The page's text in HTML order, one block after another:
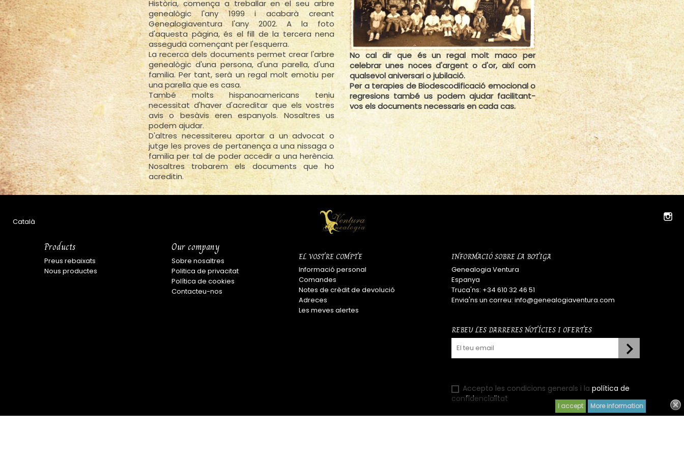
I accept More information
Història, comença a treballar en el seu arbre
genealògic l'any 1999 i acabarà creant
Genealogiaventura l'any 2002. A la foto
d'aquesta pàgina, és el fill de la tercera nena
asseguda començant per l'esquerra.
La recerca dels documents permet crear l'arbre
genealògic d'una persona, d'una parella, d'una
familia. Per tant, serà un regal molt emotiu per
una parella que es casa.
També molts hispanoamericans teniu
necessitat d'haver d'acreditar que els vostres
avis o besàvis eren espanyols. Nosaltres us
podem ajudar.
D'altres necessitereu aportar a un advocat o
jutge les proves de pertanença a una nissaga o
familia per tal de poder accedir a una herència.
Nosaltres trobarem els documents que ho
acreditin.
No cal dir que és un regal molt maco per
celebrar unes noces d'argent o d'or, així com
qualsevol aniversari o jubilació.
Per a terapies de Biodescodificació emocional o
regresions també us podem ajudar facilitant-
vos els documents necessaris en cada cas.
Català
Products
Preus rebaixats
Nous productes
Our company
Sobre nosaltres
Politica de privacitat
Política de cookies
Contacteu-nos
EL VOSTRE COMPTE
Informació personal
Comandes
Notes de crèdit de devolució
Adreces
Les meves alertes
INFORMACIÓ SOBRE LA BOTIGA
Genealogia Ventura
Espanya
Truca'ns: +34 610 32 46 51
Envia'ns un correu: info@genealogiaventura.com
REBEU LES DARRERES NOTÍCIES I OFERTES
Accepto les condicions generals i la política de
confidencialitat